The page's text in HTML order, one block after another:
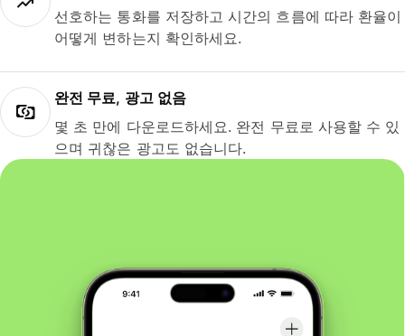
선호하는 통화를 저장하고 시간의 흐름에 따라 환율이
어떻게 변하는지 확인하세요.
완전 무료, 광고 없음
몇 초 만에 다운로드하세요. 완전 무료로 사용할 수 있
으며 귀찮은 광고도 없습니다.